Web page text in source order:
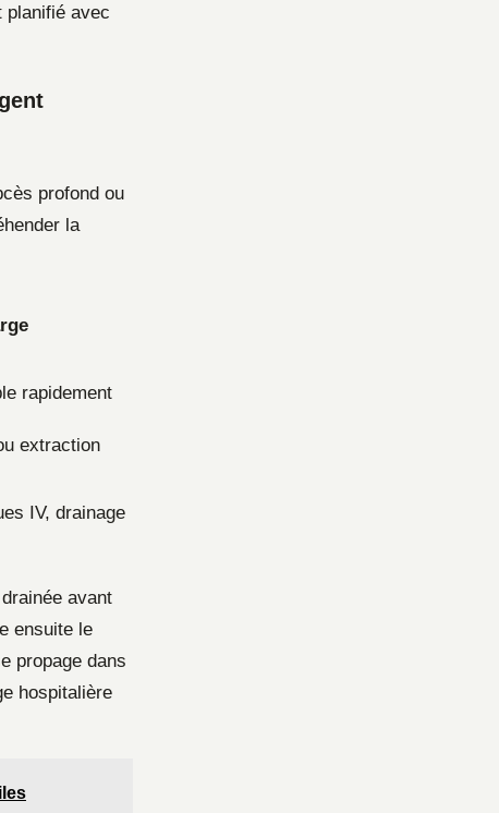
planifié avec
profond ou
la
rapidement
extraction
IV, drainage
avant
ensuite le
propage dans
hospitalière